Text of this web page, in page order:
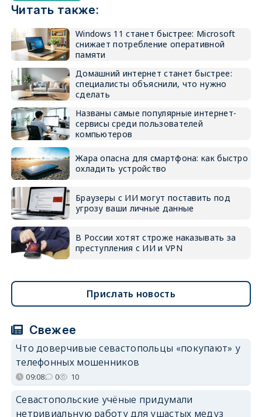
Читать также:
Windows 11 станет быстрее: Microsoft
снижает потребление оперативной
памяти
Домашний интернет станет быстрее:
специалисты объяснили, что нужно
сделать
Названы самые популярные интернет-
сервисы среди пользователей
компьютеров
Жара опасна для смартфона: как быстро
охладить устройство
Браузеры с ИИ могут поставить под
угрозу ваши личные данные
В России хотят строже наказывать за
преступления с ИИ и VPN
Прислать новость
Свежее
Что доверчивые севастопольцы «покупают» у
телефонных мошенников
09:08 0 10
Севастопольские учёные придумали
нетривиальную работу для ушастых медуз